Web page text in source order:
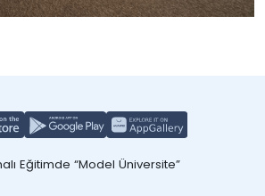
Eğitimde “Model Üniversite”